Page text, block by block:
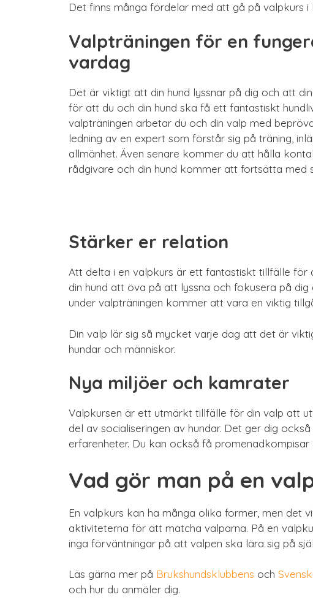
Det finns många fördelar med att gå på valpkurs i
Valpträningen för en
vardag
Det är viktigt att din hund lyssnar på dig och att
för att du och din hund ska få ett fantastiskt
valpträningen arbetar du och din valp med
ledning av en expert som förstår sig på träning,
allmänhet. Även senare kommer du att hålla
rådgivare och din hund kommer att fortsätta med
Stärker er relation
Att delta i en valpkurs är ett fantastiskt tillfälle för
din hund att öva på att lyssna och fokusera på
under valpträningen kommer att vara en viktig
Din valp lär sig så mycket varje dag att det är
hundar och människor.
Nya miljöer och kamrater
Valpkursen är ett utmärkt tillfälle för din valp att
del av socialiseringen av hundar. Det ger dig
erfarenheter. Du kan också få
Vad gör man på en
En valpkurs kan ha många olika former, men det
aktiviteterna för att matcha valparna. På en
inga förväntningar på att valpen ska lära sig på
Läs gärna mer på Brukshundsklubbens och
och hur du anmäler dig.